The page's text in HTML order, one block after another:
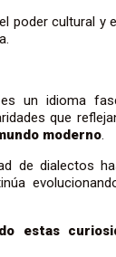
poder cultural y
un idioma
que
moderno.
de dialectos
estas